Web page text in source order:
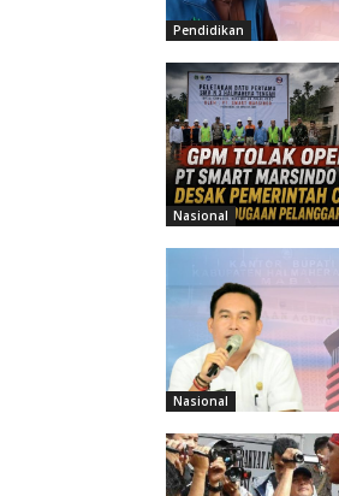
Pendidikan
Nasional
Nasional